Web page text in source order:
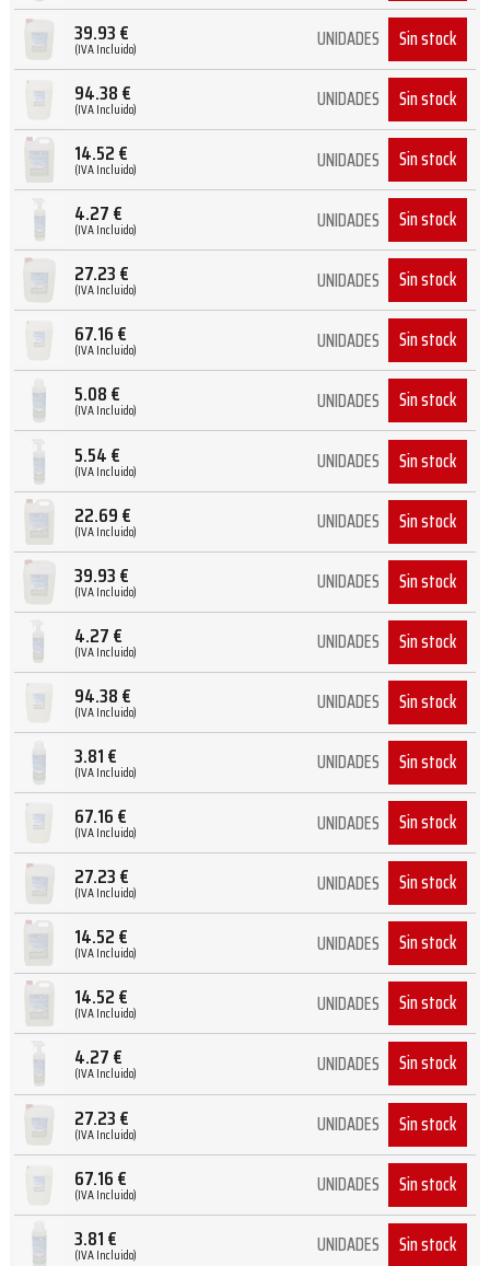
39.93€
(IVA Incluido) UNIDADES Sin stock
94.38€
(IVA Incluido) UNIDADES Sin stock
14.52€
(IVA Incluido) UNIDADES Sin stock
4.27€
(IVA Incluido) UNIDADES Sin stock
27.23€
(IVA Incluido) UNIDADES Sin stock
67.16€
(IVA Incluido) UNIDADES Sin stock
5.08€
(IVA Incluido) UNIDADES Sin stock
5.54€
(IVA Incluido) UNIDADES Sin stock
22.69€
(IVA Incluido) UNIDADES Sin stock
39.93€
(IVA Incluido) UNIDADES Sin stock
4.27€
(IVA Incluido) UNIDADES Sin stock
94.38€
(IVA Incluido) UNIDADES Sin stock
3.81€
(IVA Incluido) UNIDADES Sin stock
67.16€
(IVA Incluido) UNIDADES Sin stock
27.23€
(IVA Incluido) UNIDADES Sin stock
14.52€
(IVA Incluido) UNIDADES Sin stock
14.52€
(IVA Incluido) UNIDADES Sin stock
4.27€
(IVA Incluido) UNIDADES Sin stock
27.23€
(IVA Incluido) UNIDADES Sin stock
67.16€
(IVA Incluido) UNIDADES Sin stock
3.81€
(IVA Incluido) UNIDADES Sin stock